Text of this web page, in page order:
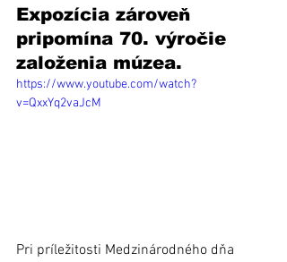
Expozícia zároveň
pripomína 70. výročie
založenia múzea.
https://www.youtube.com/watch?
v=QxxYq2vaJcM
Pri príležitosti Medzinárodného dňa